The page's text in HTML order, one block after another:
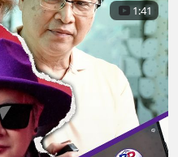
1:41